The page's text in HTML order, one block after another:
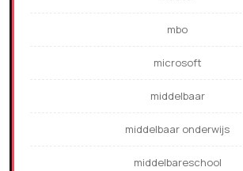
mbo
microsoft
middelbaar
middelbaar onderwijs
middelbareschool